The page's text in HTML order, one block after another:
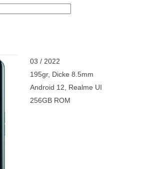
03 / 2022
195gr, Dicke 8.5mm
Android 12, Realme UI
256GB ROM